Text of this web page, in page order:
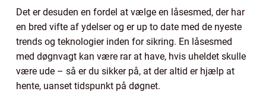
Det er desuden en fordel at vælge en låsesmed, der har
en bred vifte af ydelser og er up to date med de nyeste
trends og teknologier inden for sikring. En låsesmed
med døgnvagt kan være rar at have, hvis uheldet skulle
være ude – så er du sikker på, at der altid er hjælp at
hente, uanset tidspunkt på døgnet.